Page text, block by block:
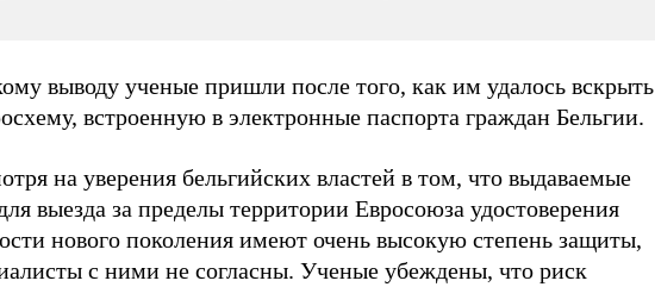
выводу ученые пришли после того, как им удалось вскрыть
встроенную в электронные паспорта граждан Бельгии.
на уверения бельгийских властей в том, что выдаваемые
выезда за пределы территории Евросоюза удостоверения
нового поколения имеют очень высокую степень защиты,
с ними не согласны. Ученые убеждены, что риск